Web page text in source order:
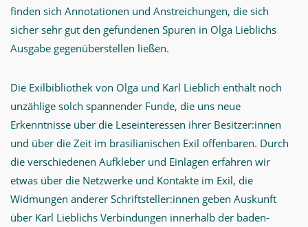
finden sich Annotationen und Anstreichungen, die sich
sicher sehr gut den gefundenen Spuren in Olga Lieblichs
Ausgabe gegenüberstellen ließen.
Die Exilbibliothek von Olga und Karl Lieblich enthält noch
unzählige solch spannender Funde, die uns neue
Erkenntnisse über die Leseinteressen ihrer Besitzer:innen
und über die Zeit im brasilianischen Exil offenbaren. Durch
die verschiedenen Aufkleber und Einlagen erfahren wir
etwas über die Netzwerke und Kontakte im Exil, die
Widmungen anderer Schriftsteller:innen geben Auskunft
über Karl Lieblichs Verbindungen innerhalb der baden-